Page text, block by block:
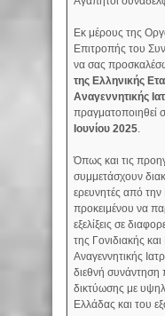
Εκ μέρους της
Επιτροπής του
να σας
της Ελληνικής
Αναγεννητικής
πραγματοποιηθεί
Ιουνίου 2025.
Όπως και τις
συμμετάσχουν
ερευνητές από
προκειμένου να
εξελίξεις σε
της Γονιδιακής
Αναγεννητικής
διεθνή συνάντηση
δικτύωσης με
Ελλάδας και του